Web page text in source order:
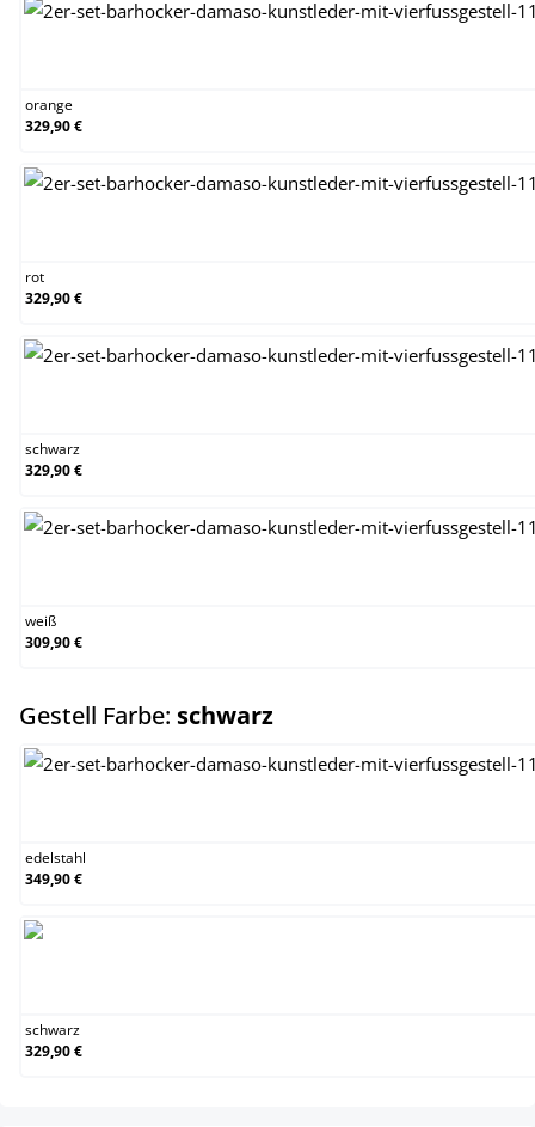
orange
329,90 €
rot
329,90 €
schwarz
329,90 €
weiß
309,90 €
Gestell Farbe: schwarzauswählen
edelstahl
349,90 €
schwarz
329,90 €